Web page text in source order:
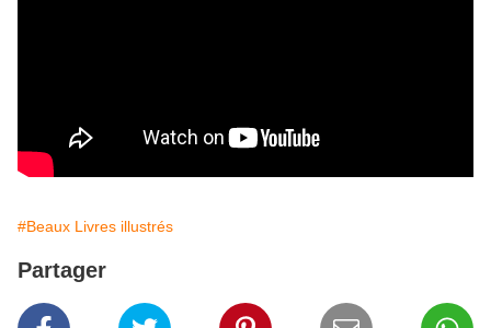
#Beaux Livres illustrés
Partager